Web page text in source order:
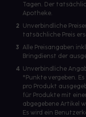
Tagen. Der
Apotheke.
2 Unverbindliche
tatsächliche Preis
3 Alle Preisangaben
Bringdienst der
4 Unverbindliche
°Punkte vergeben.
pro Produkt
für Produkte mit
abgegebene Artikel
Es wird ein